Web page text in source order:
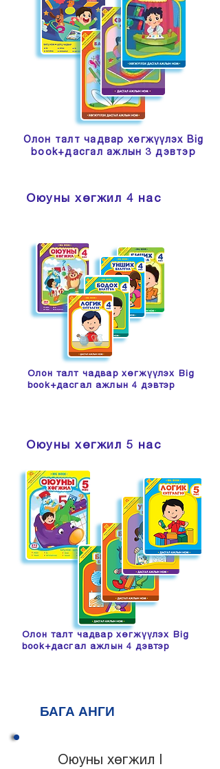
Олон талт чадвар хөгжүүлэх Big
book+дасгал ажлын 3 дэвтэр
Оюуны хөгжил 4 нас
Олон талт чадвар хөгжүүлэх Big
book+дасгал ажлын 4 дэвтэр
Оюуны хөгжил 5 нас
Олон талт чадвар хөгжүүлэх Big
book+дасгал ажлын 4 дэвтэр
БАГА АНГИ
Оюуны хөгжил I